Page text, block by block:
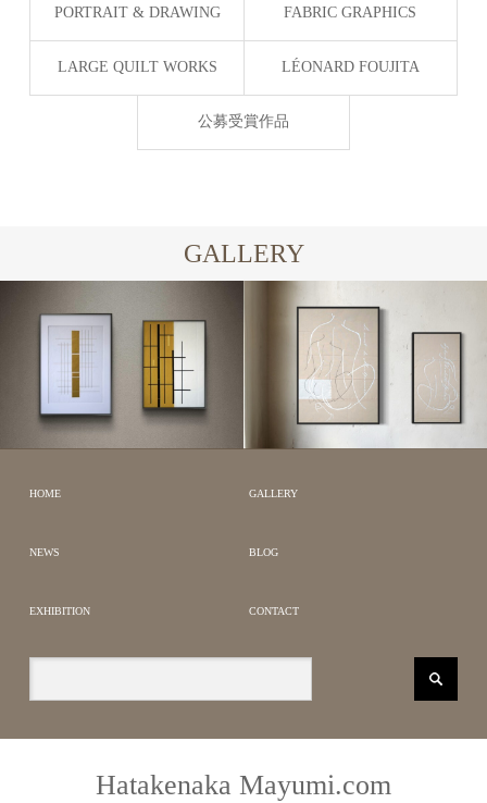
PORTRAIT & DRAWING FABRIC GRAPHICS
LARGE QUILT WORKS LÉONARD FOUJITA
公募受賞作品
GALLERY
SILENT GEOMETRY 公募
MODERN
LÉONARD FOUJITA｜藤
DRAWING
HOME GALLERY
NEWS BLOG
EXHIBITION CONTACT
Hatakenaka Mayumi.com